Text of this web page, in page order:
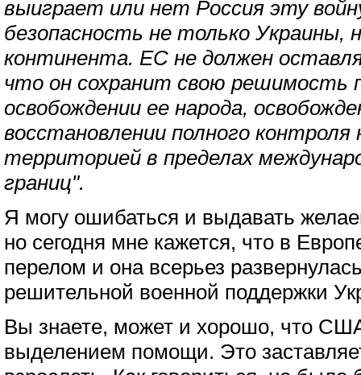
выиграет или нет Россия эту
безопасность не только Украины,
континента. ЕС не должен
что он сохранит свою решимость
освобождении ее народа,
восстановлении полного контроля
территорией в пределах
границ".
Я могу ошибаться и выдавать
но сегодня мне кажется, что в
перелом и она всерьез
решительной военной поддержки
Вы знаете, может и хорошо, что
выделением помощи. Это